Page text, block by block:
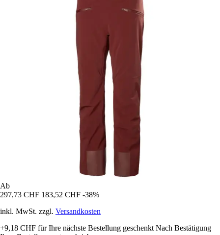
Ab
297,73 CHF 183,52 CHF -38%
inkl. MwSt. zzgl. Versandkosten
+9,18 CHF für Ihre nächste Bestellung geschenkt Nach Bestätigung